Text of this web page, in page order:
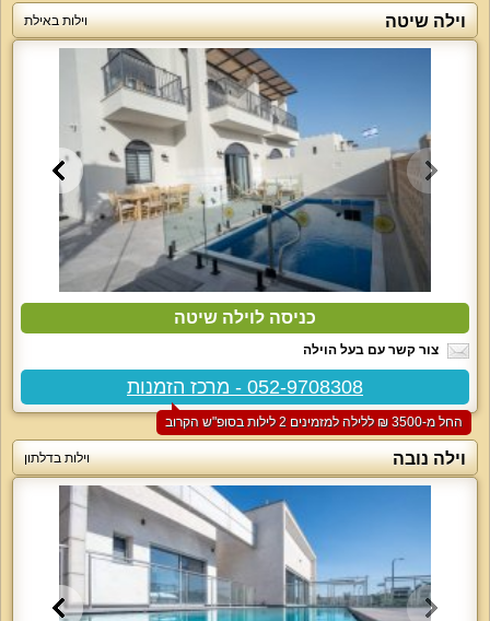
וילה שיטה וילות באילת
כניסה לוילה שיטה
צור קשר עם בעל הוילה
052-9708308 - מרכז הזמנות
החל מ-‏3500 ₪ ללילה למזמינים 2 לילות בסופ"ש הקרוב
וילה נובה וילות בדלתון